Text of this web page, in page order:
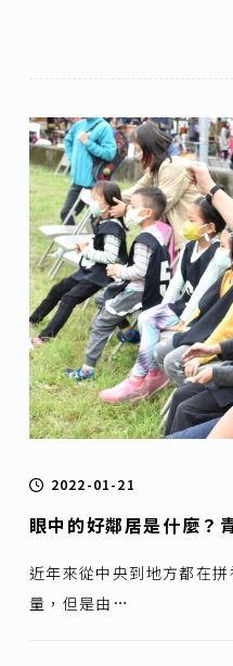
2022-01-21
眼中的好鄰居是什麼？
近年來從中央到地方都在
量，但是由…